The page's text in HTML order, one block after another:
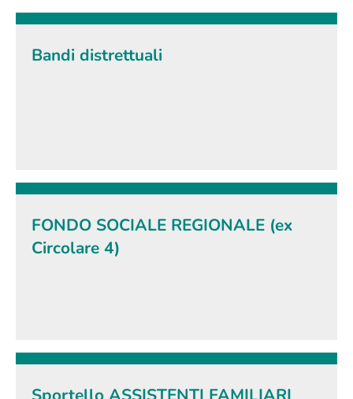
Bandi distrettuali
FONDO SOCIALE REGIONALE (ex
Circolare 4)